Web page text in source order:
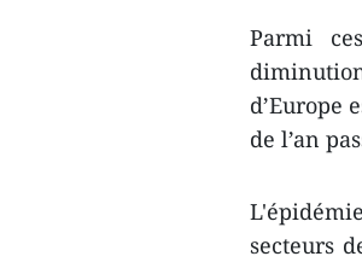
Parmi
d’Europe
de l’an
secteurs